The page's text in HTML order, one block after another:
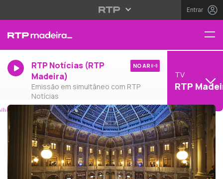
Entrar
RTP Notícias (RTP
Madeira)
Emissão em simultâneo com RTP
Notícias
NO AR
TV
RTP